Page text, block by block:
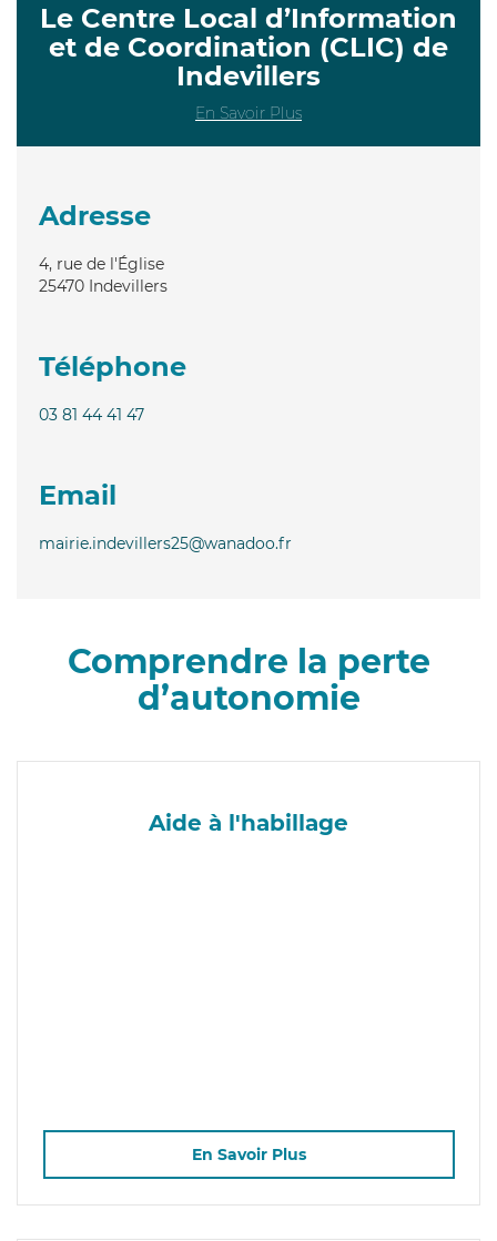
Le Centre Local d’Information
et de Coordination (CLIC) de
Indevillers
En Savoir Plus
Adresse
4, rue de l'Église
25470 Indevillers
Téléphone
03 81 44 41 47
Email
mairie.indevillers25@wanadoo.fr
Comprendre la perte
d’autonomie
Aide à l'habillage
En Savoir Plus